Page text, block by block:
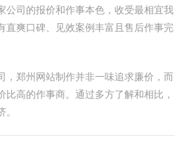
公司的报价和作事本色，收受最相宜我
直爽口碑、见效案例丰富且售后作事完
，郑州网站制作并非一味追求廉价，而
比高的作事商。通过多方了解和相比，